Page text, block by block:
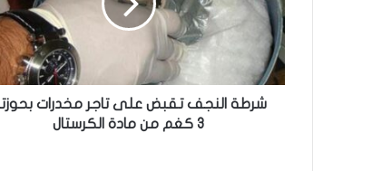
ل
ن
ج
ف
شرطة النجف تقبض على تاجر مخدرات
3 كغم من مادة الكرستال